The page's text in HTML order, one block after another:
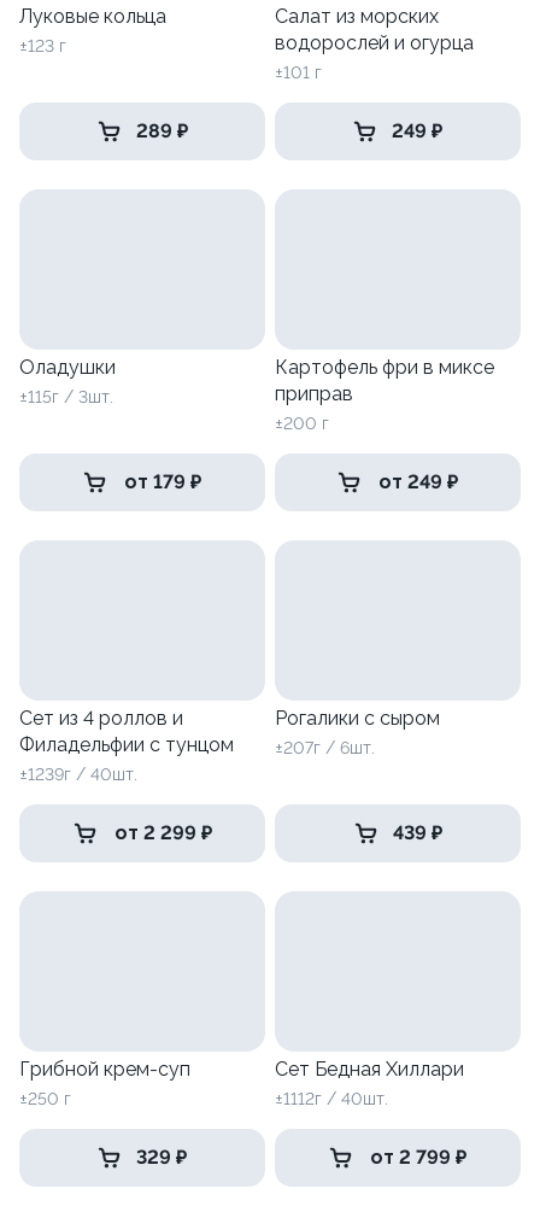
Луковые кольца
±123 г
289 ₽
Салат из морских
водорослей и огурца
±101 г
249 ₽
Оладушки
±115г / 3шт.
от 179 ₽
Картофель фри в миксе
приправ
±200 г
от 249 ₽
Сет из 4 роллов и
Филадельфии с тунцом
±1239г / 40шт.
от 2 299 ₽
Рогалики с сыром
±207г / 6шт.
439 ₽
Грибной крем-суп
±250 г
329 ₽
Сет Бедная Хиллари
±1112г / 40шт.
от 2 799 ₽